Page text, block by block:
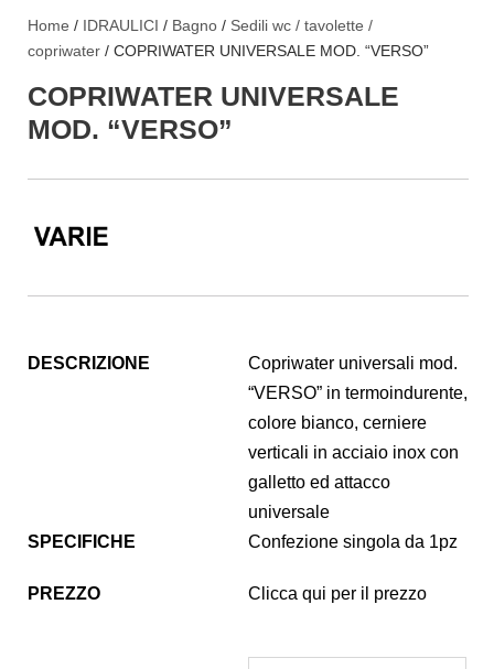
Home / IDRAULICI / Bagno / Sedili wc / tavolette /
copriwater / COPRIWATER UNIVERSALE MOD. “VERSO”
COPRIWATER UNIVERSALE
MOD. “VERSO”
DESCRIZIONE
Copriwater universali mod.
“VERSO” in termoindurente,
colore bianco, cerniere
verticali in acciaio inox con
galletto ed attacco
universale
SPECIFICHE
Confezione singola da 1pz
PREZZO Clicca qui per il prezzo